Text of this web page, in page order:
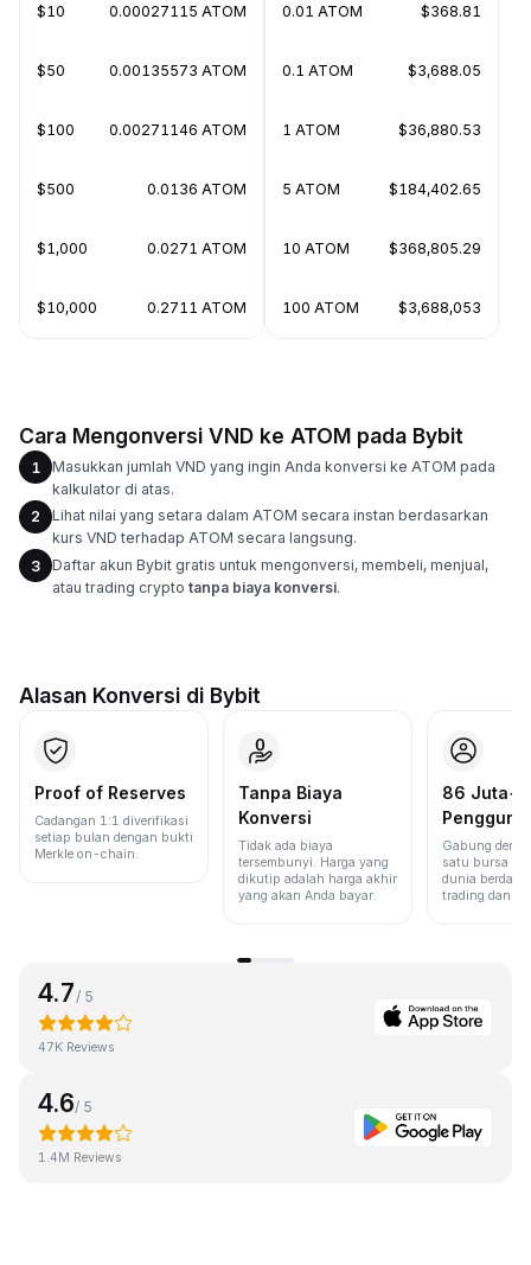
$10 0.00027115 ATOM
$50 0.00135573 ATOM
$100 0.00271146 ATOM
$500 0.0136 ATOM
$1,000 0.0271 ATOM
$10,000 0.2711 ATOM
0.01 ATOM $368.81
0.1 ATOM $3,688.05
1 ATOM $36,880.53
5 ATOM $184,402.65
10 ATOM $368,805.29
100 ATOM $3,688,053
Cara Mengonversi VND ke ATOM pada Bybit
1
Masukkan jumlah VND yang ingin Anda konversi ke ATOM pada
kalkulator di atas.
2
Lihat nilai yang setara dalam ATOM secara instan berdasarkan
kurs VND terhadap ATOM secara langsung.
3
Daftar akun Bybit gratis untuk mengonversi, membeli, menjual,
atau trading crypto tanpa biaya konversi.
Alasan Konversi di Bybit
Proof of Reserves
Cadangan 1:1 diverifikasi
setiap bulan dengan bukti
Merkle on-chain.
Tanpa Biaya
Konversi
Tidak ada biaya
tersembunyi. Harga yang
dikutip adalah harga akhir
yang akan Anda bayar.
86 Juta+
Pengguna
Gabung
satu bursa
dunia
trading dan
4.7 / 5
47K Reviews
4.6/ 5
1.4M Reviews